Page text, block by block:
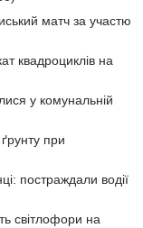
матч за участю
квадроциклів на
у комунальній
при
постраждали водії
світлофори на